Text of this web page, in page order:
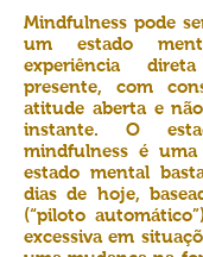
Mindfulness pode
um estado
experiência
presente, com
atitude aberta e
instante. O
mindfulness é
estado mental
dias de hoje,
(“piloto
excessiva em